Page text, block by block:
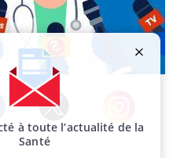
Twitter Instagram
à toute l’actualité de la
Santé